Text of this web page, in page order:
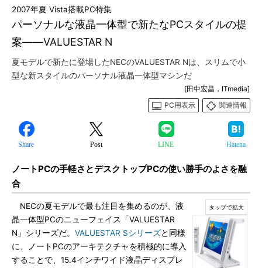
パーソナルな液晶一体型で新たなPCスタイルの提
案――VALUESTAR N
2007年夏 Vista搭載PC特集
夏モデルで新たに登場したNECのVALUESTAR Nは、スリムで小
型な新スタイルのパーソナル液晶一体型マシンだ
[田中宏昌，ITmedia]
PC用表示
関連情報
Share Post LINE Hatena
ノートPCの手軽さとデスクトップPCの使い勝手のよさを融
合
NECの夏モデルで最も注目を集めるのが、液
晶一体型PCのニューフェイス「VALUESTAR
N」シリーズだ。 VALUESTAR Sシリーズと同様
に、ノートPCのアーキテクチャを積極的に導入
することで、15.4インチワイド液晶ディスプレ